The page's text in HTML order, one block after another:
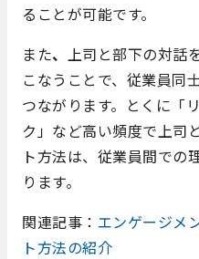
ることが可能です。
また、 上司と部下の対話
こなうことで、従業員同
つながります。とくに「
ク」など高い頻度で上司
ト方法は、従業員間での
ります。
関連記事： エンゲージメ
ト方法の紹介